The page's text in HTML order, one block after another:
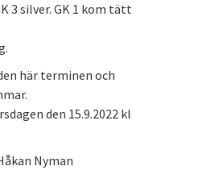
3 silver. GK 1 kom tätt
här terminen och
den 15.9.2022 kl
Nyman